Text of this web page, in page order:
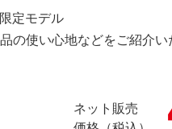
定モデル
の使い心地などをご紹介い
ネット販売